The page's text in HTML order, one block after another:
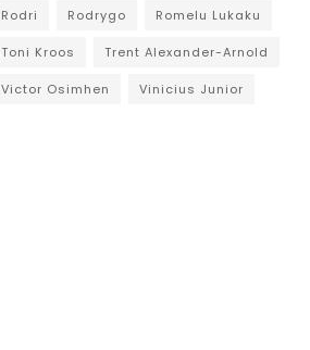
Rodri Rodrygo Romelu Lukaku
Toni Kroos Trent Alexander-Arnold
Victor Osimhen Vinicius Junior